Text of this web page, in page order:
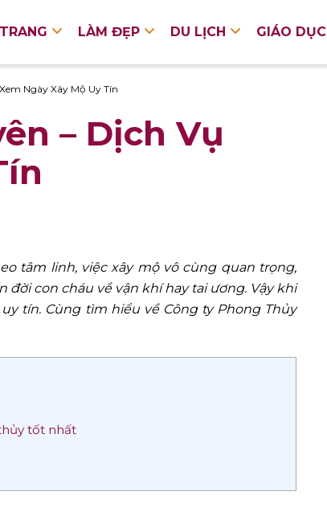
LÀM ĐẸP DU LỊCH GIÁO DỤC
Ngày Xây Mộ Uy Tín
– Dịch Vụ
tâm linh, việc xây mộ vô cùng quan trọng,
con cháu về vận khí hay tai ương. Vậy khi
tín. Cùng tìm hiểu về Công ty Phong Thủy
tốt nhất